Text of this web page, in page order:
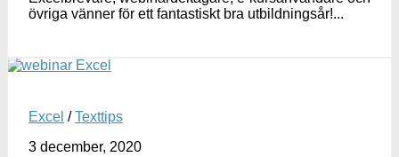
övriga vänner för ett fantastiskt bra utbildningsår!...
Excel /Texttips
3 december, 2020